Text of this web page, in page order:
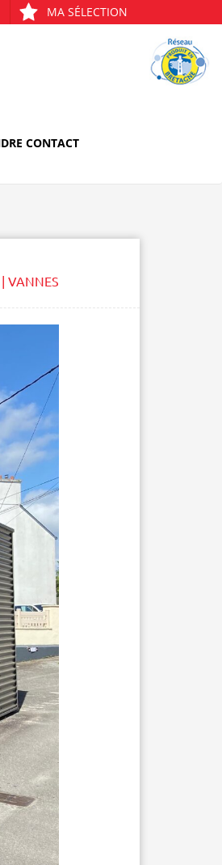
MA SÉLECTION
CONTACT
VANNES